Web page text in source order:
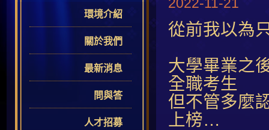
環境介紹
關於我們
最新消息
問與答
人才招募
從前我以為
大學畢業之
全職考生
但不管多麼
上榜…